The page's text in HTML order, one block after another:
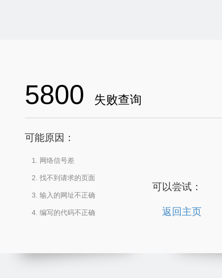
5800 失败查询
可能原因：
网络信号差
找不到请求的页面
输入的网址不正确
编写的代码不正确
可以尝试：
返回主页